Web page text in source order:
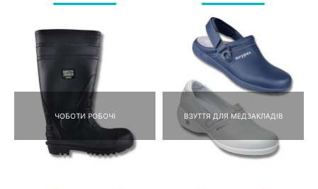
ЧОБОТИ РОБОЧІ ВЗУТТЯ ДЛЯ МЕДЗАКЛАДІВ